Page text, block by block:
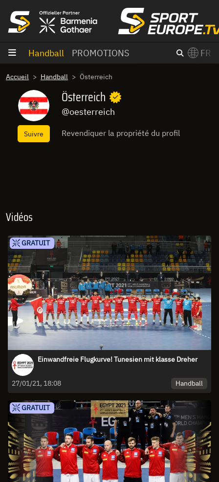
Handball PROMOTIONS FR
Accueil Handball Österreich
Suivre
Österreich
@oesterreich
Revendiquer la propriété du profil
Vidéos
GRATUIT
Einwandfreie Flugkurve! Tunesien mit klasse Dreher
27/01/21, 18:08 Handball
GRATUIT